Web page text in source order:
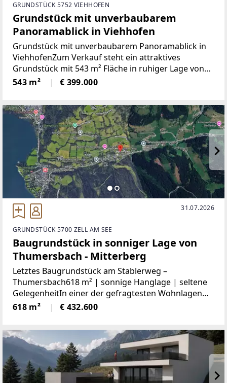
GRUNDSTÜCK 5752 VIEHHOFEN
Grundstück mit unverbaubarem
Panoramablick in Viehhofen
Grundstück mit unverbaubarem Panoramablick in
ViehhofenZum Verkauf steht ein attraktives
Grundstück mit 543 m² Fläche in ruhiger Lage von
Viehhofen. Die Hanglage ermöglicht einen
beeindruckenden, unverbaubaren Panoramablick
543 m² € 399.000
31.07.2026
GRUNDSTÜCK 5700 ZELL AM SEE
Baugrundstück in sonniger Lage von
Thumersbach - Mitterberg
Letztes Baugrundstück am Stablerweg –
Thumersbach618 m² | sonnige Hanglage | seltene
GelegenheitIn einer der gefragtesten Wohnlagen
von Thumersbach (Zell am See) gelangt dieses letzte
verfügbare Baugrundstück im beliebten Gebiet
618 m² € 432.600